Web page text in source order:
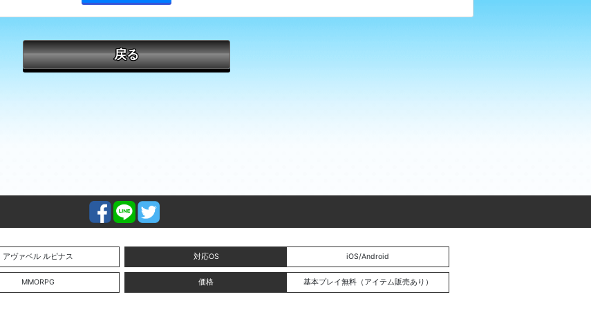
戻る
アヴァベル ルピナス 対応OS iOS/Android
MMORPG 価格 基本プレイ無料（アイテム販売あり）